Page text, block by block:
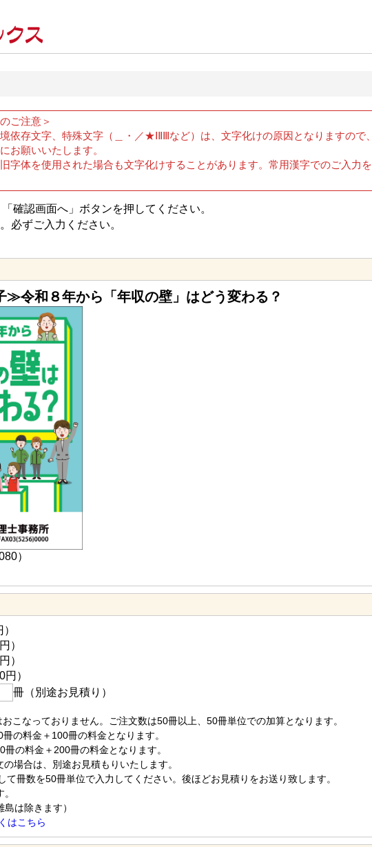
ご注意＞
依存文字、特殊文字（＿・／★ⅠⅡⅢなど）は、文字化けの原因となりますので、
お願いいたします。
字体を使用された場合も文字化けすることがあります。常用漢字でのご入力を
確認画面へ」ボタンを押してください。
必ずご入力ください。
令和８年から「年収の壁」はどう変わる？
）
）
）
）
冊（別途お見積り）
こなっておりません。ご注文数は50冊以上、50冊単位での加算となります。
の料金＋100冊の料金となります。
の料金＋200冊の料金となります。
場合は、別途お見積もりいたします。
冊数を50冊単位で入力してください。後ほどお見積りをお送り致します。
は除きます）
はこちら